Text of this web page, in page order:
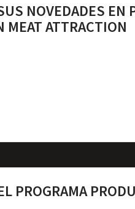
NOVEDADES EN
MEAT ATTRACTION
PROGRAMA